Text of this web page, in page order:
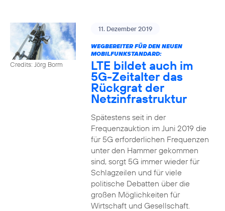
Credits: Jörg Borm
11. Dezember 2019
WEGBEREITER FÜR DEN NEUEN
MOBILFUNKSTANDARD:
LTE bildet auch im
5G-Zeitalter das
Rückgrat der
Netzinfrastruktur
Spätestens seit in der
Frequenzauktion im Juni 2019 die
für 5G erforderlichen Frequenzen
unter den Hammer gekommen
sind, sorgt 5G immer wieder für
Schlagzeilen und für viele
politische Debatten über die
großen Möglichkeiten für
Wirtschaft und Gesellschaft.